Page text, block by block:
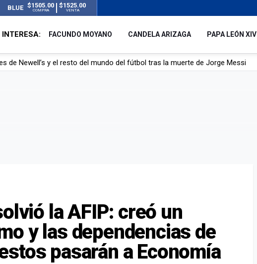
BLUE $1505.00
COMPRA
$1525.00
VENTA
INTERESA: FACUNDO MOYANO CANDELA ARIZAGA PAPA LEÓN XIV
el papá de Lionel Messi
la AFIP: creó un
y las dependencias de
pasarán a Economía